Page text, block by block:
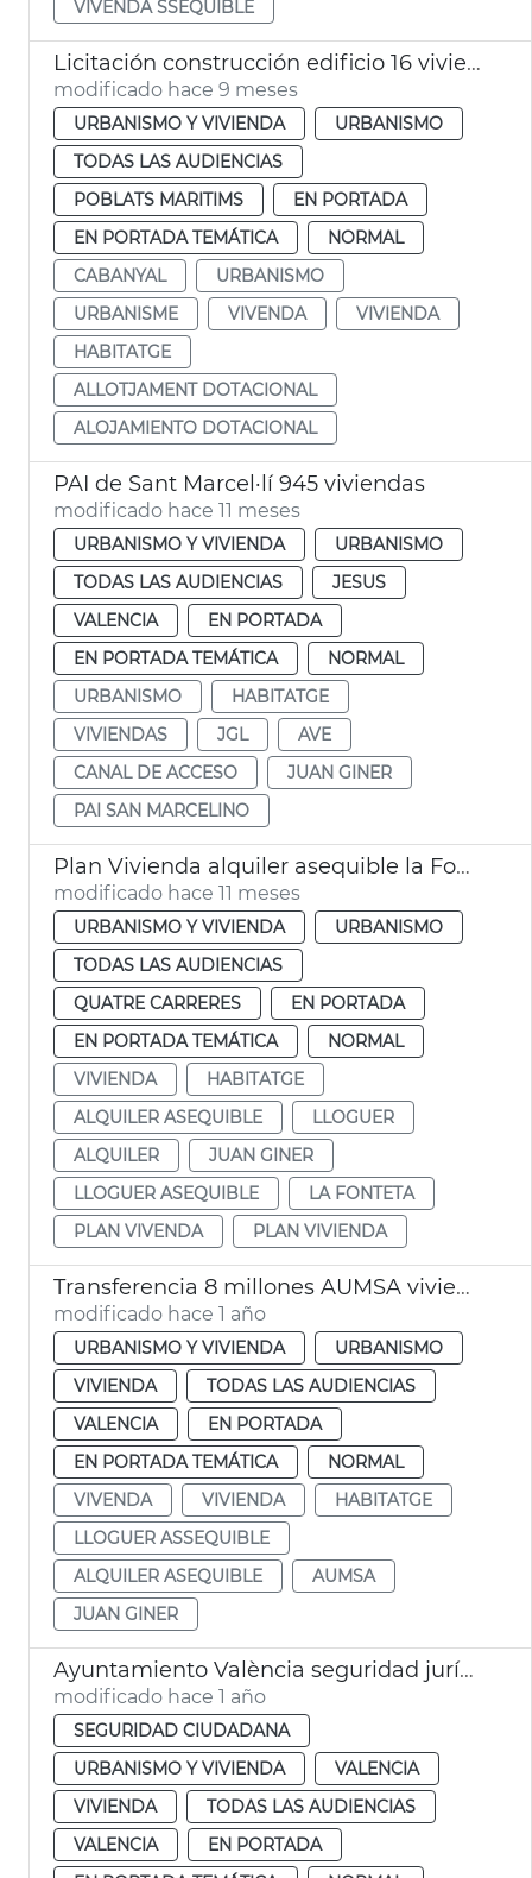
VIVENDA SSEQUIBLE
Licitación construcción edificio 16 viviendas sociales el Cabanyal
modificado hace 9 meses
URBANISMO Y VIVIENDA
URBANISMO
TODAS LAS AUDIENCIAS
POBLATS MARITIMS
EN PORTADA
EN PORTADA TEMÁTICA
NORMAL
CABANYAL
URBANISMO
URBANISME
VIVENDA
VIVIENDA
HABITATGE
ALLOTJAMENT DOTACIONAL
ALOJAMIENTO DOTACIONAL
PAI de Sant Marcel·lí 945 viviendas
modificado hace 11 meses
URBANISMO Y VIVIENDA
URBANISMO
TODAS LAS AUDIENCIAS
JESUS
VALENCIA
EN PORTADA
EN PORTADA TEMÁTICA
NORMAL
URBANISMO
HABITATGE
VIVIENDAS
JGL
AVE
CANAL DE ACCESO
JUAN GINER
PAI SAN MARCELINO
Plan Vivienda alquiler asequible la Fonteta
modificado hace 11 meses
URBANISMO Y VIVIENDA
URBANISMO
TODAS LAS AUDIENCIAS
QUATRE CARRERES
EN PORTADA
EN PORTADA TEMÁTICA
NORMAL
VIVIENDA
HABITATGE
ALQUILER ASEQUIBLE
LLOGUER
ALQUILER
JUAN GINER
LLOGUER ASEQUIBLE
LA FONTETA
PLAN VIVENDA
PLAN VIVIENDA
Transferencia 8 millones AUMSA viviendas alquiler asequible
modificado hace 1 año
URBANISMO Y VIVIENDA
URBANISMO
VIVIENDA
TODAS LAS AUDIENCIAS
VALENCIA
EN PORTADA
EN PORTADA TEMÁTICA
NORMAL
VIVENDA
VIVIENDA
HABITATGE
LLOGUER ASSEQUIBLE
ALQUILER ASEQUIBLE
AUMSA
JUAN GINER
Ayuntamiento València seguridad jurídica propietarios viviendas vacías
modificado hace 1 año
SEGURIDAD CIUDADANA
URBANISMO Y VIVIENDA
VALENCIA
VIVIENDA
TODAS LAS AUDIENCIAS
VALENCIA
EN PORTADA